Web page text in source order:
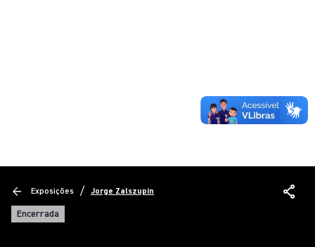
Exposições / Jorge Zalszupin
Encerrada